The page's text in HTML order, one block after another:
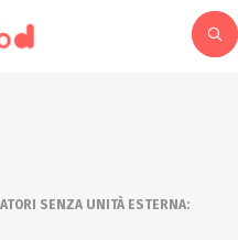
SENZA UNITÀ ESTERNA: